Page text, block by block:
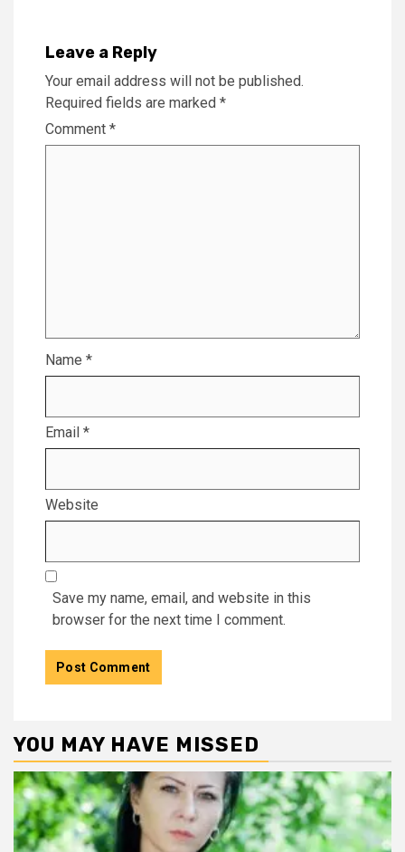
Leave a Reply
Your email address will not be published.
Required fields are marked *
Comment *
Name *
Email *
Website
Save my name, email, and website in this
browser for the next time I comment.
YOU MAY HAVE MISSED